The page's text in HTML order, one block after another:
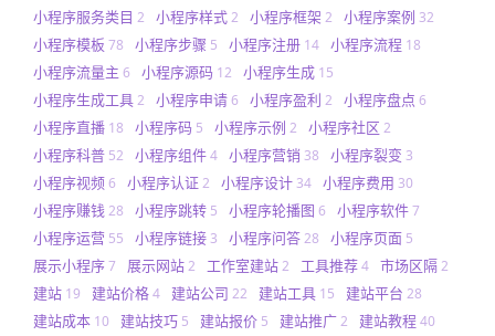
小程序服务类目 2 小程序样式2 小程序框架 2 小程序案例 32
小程序模板 78 小程序步骤 5 小程序注册 14 小程序流程 18
小程序流量主 6 小程序源码 12 小程序生成 15
小程序生成工具2 小程序申请6 小程序盈利 2 小程序盘点 6
小程序直播 18 小程序码 5 小程序示例 2 小程序社区 2
小程序科普 52 小程序组件4 小程序营销 38 小程序裂变 3
小程序视频6 小程序认证2 小程序设计 34 小程序费用 30
小程序赚钱28 小程序跳转 5 小程序轮播图 6 小程序软件7
小程序运营 55 小程序链接 3 小程序问答28 小程序页面 5
展示小程序7 展示网站2 工作室建站2 工具推荐4 市场区隔2
建站 19 建站价格4 建站公司 22 建站工具 15 建站平台 28
建站成本 10 建站技巧 5 建站报价 5 建站推广2 建站教程40